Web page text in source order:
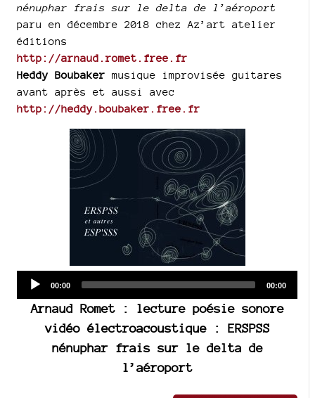
nénuphar frais sur le delta de l’aéroport
paru en décembre 2018 chez Az’art atelier
éditions
http://arnaud.romet.free.fr
Heddy Boubaker musique improvisée guitares
avant après et aussi avec
http://heddy.boubaker.free.fr
Current
00:00
Total
00:00
Arnaud Romet : lecture poésie sonore
vidéo électroacoustique : ERSPSS
nénuphar frais sur le delta de
l’aéroport